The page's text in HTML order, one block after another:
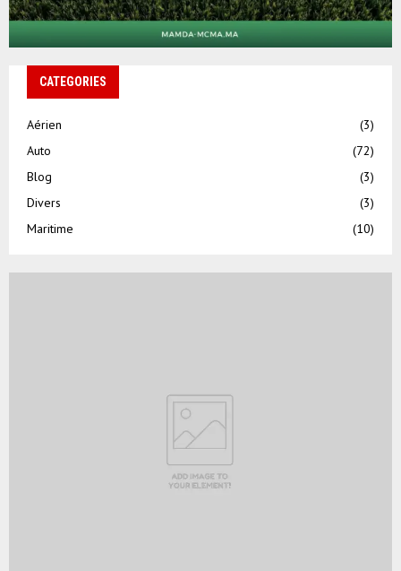
CATEGORIES
Aérien
(3)
Auto
(72)
Blog
(3)
Divers
(3)
Maritime
(10)